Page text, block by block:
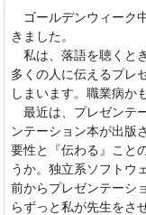
ゴールデンウィーク
きました。
私は、落語を聴くと
多くの人に伝えるプレ
しまいます。職業病か
最近は、プレゼンテ
ンテーション本が出版
要性と『伝わる』こと
うか。独立系ソフトウ
前からプレゼンテーシ
らずっと私が先生をさ